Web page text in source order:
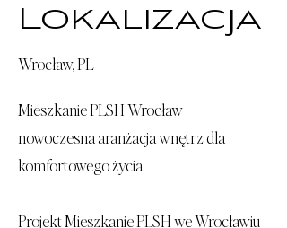
Lokalizacja
Wrocław, PL
Mieszkanie PLSH Wrocław –
nowoczesna aranżacja wnętrz dla
komfortowego życia
Projekt Mieszkanie PLSH we Wrocławiu